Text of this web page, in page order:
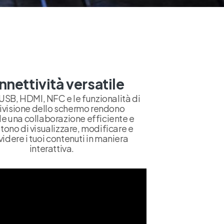
versatile
HDMI, NFC e le funzionalità di
dello schermo rendono
una collaborazione efficiente e
di visualizzare, modificare e
i tuoi contenuti in maniera
interattiva.